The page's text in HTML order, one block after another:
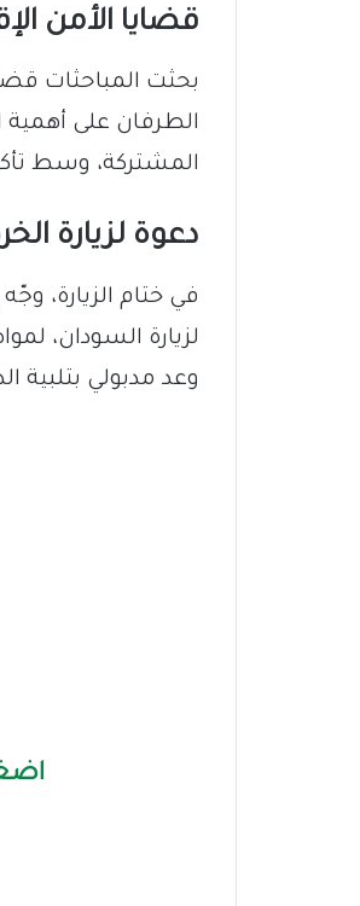
قضايا الأمن
بحثت المباحثات
الطرفان على أهمية
المشتركة، وسط
دعوة لزيارة
في ختام الزيارة،
لزيارة السودان،
وعد مدبولي بتلبية